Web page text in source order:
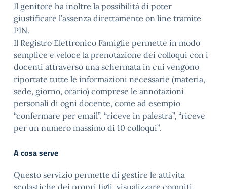
Il genitore ha inoltre la possibilità di poter
giustificare l’assenza direttamente on line tramite
PIN.
Il Registro Elettronico Famiglie permette in modo
semplice e veloce la prenotazione dei colloqui con i
docenti attraverso una schermata in cui vengono
riportate tutte le informazioni necessarie (materia,
sede, giorno, orario) comprese le annotazioni
personali di ogni docente, come ad esempio
“confermare per email”, “riceve in palestra”, “riceve
per un numero massimo di 10 colloqui”.
A cosa serve
Questo servizio permette di gestire le attivita
scolastiche dei propri figli, visualizzare compiti,